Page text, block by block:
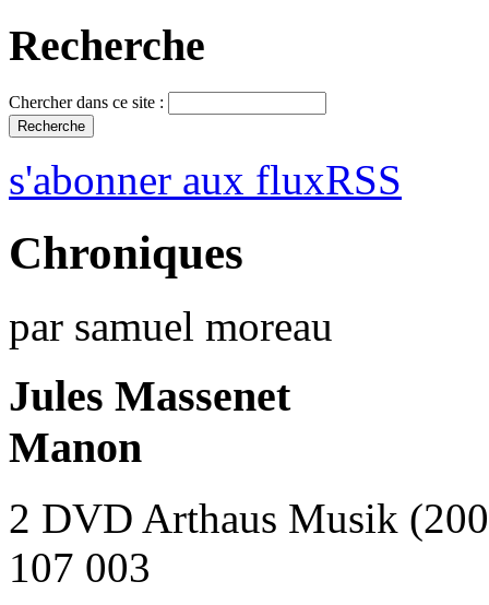
Recherche
Chercher dans ce site :
s'abonner aux fluxRSS
Chroniques
par samuel moreau
Jules Massenet
Manon
2 DVD Arthaus Musik
107 003